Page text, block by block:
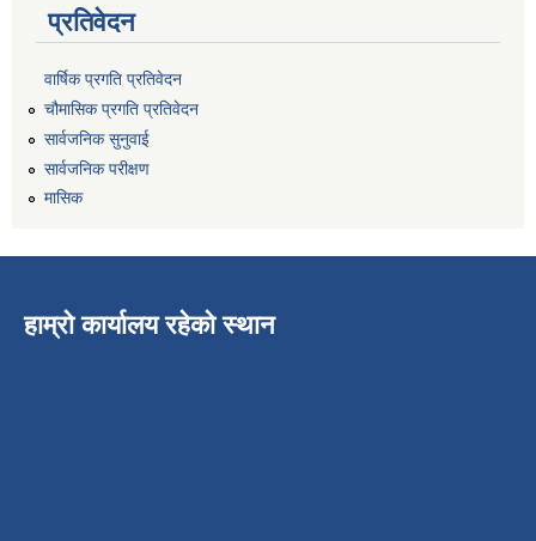
प्रतिवेदन
वार्षिक प्रगति प्रतिवेदन
चौमासिक प्रगति प्रतिवेदन
सार्वजनिक सुनुवाई
सार्वजनिक परीक्षण
मासिक
हाम्रो कार्यालय रहेको स्थान